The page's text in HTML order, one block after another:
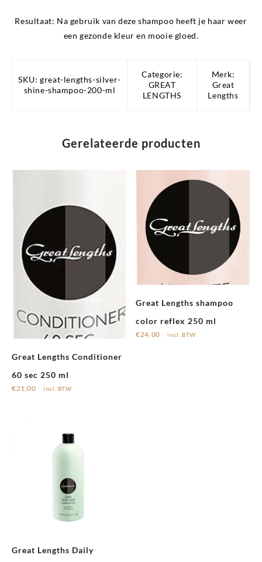
Resultaat: Na gebruik van deze shampoo heeft je haar weer
een gezonde kleur en mooie gloed.
SKU:great-lengths-silver-
shine-shampoo-200-ml
Categorie:
GREAT
LENGTHS
Merk:
Great
Lengths
Gerelateerde producten
Great Lengths Conditioner
60 sec 250 ml
€21,00 incl. BTW
Great Lengths shampoo
color reflex 250 ml
€24,00 incl. BTW
Great Lengths Daily